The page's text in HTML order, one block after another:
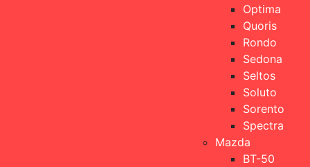
Optima
Quoris
Rondo
Sedona
Seltos
Soluto
Sorento
Spectra
Mazda
BT-50